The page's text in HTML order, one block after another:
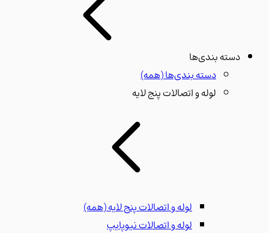
دسته بندی‌ها
دسته بندی‌ها(همه)
لوله و اتصالات پنج لایه
لوله و اتصالات پنج لایه(همه)
لوله و اتصالات نیوپایپ